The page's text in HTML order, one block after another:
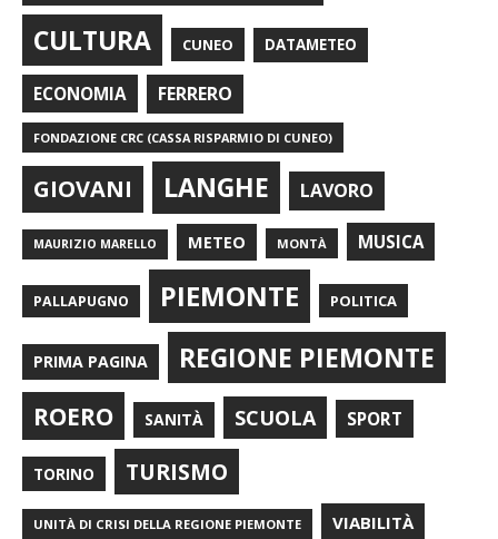
CULTURA CUNEO DATAMETEO
ECONOMIA FERRERO
FONDAZIONE CRC (CASSA RISPARMIO DI CUNEO)
GIOVANI LANGHE LAVORO
MAURIZIO MARELLO METEO MONTÀ MUSICA
PALLAPUGNO PIEMONTE POLITICA
PRIMA PAGINA REGIONE PIEMONTE
ROERO SANITÀ SCUOLA SPORT
TORINO TURISMO
UNITÀ DI CRISI DELLA REGIONE PIEMONTE VIABILITÀ